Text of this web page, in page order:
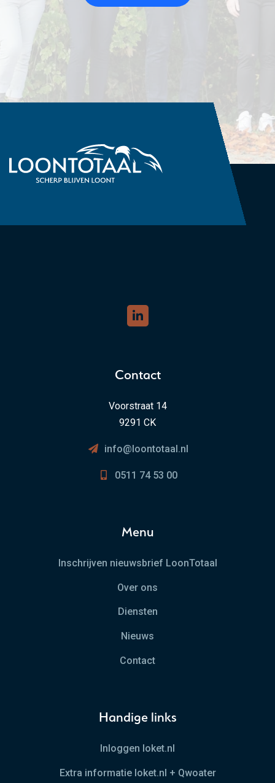
Contact
Voorstraat 14
9291 CK
info@loontotaal.nl
0511 74 53 00
Menu
Inschrijven nieuwsbrief LoonTotaal
Over ons
Diensten
Nieuws
Contact
Handige links
Inloggen loket.nl
Extra informatie loket.nl + Qwoater